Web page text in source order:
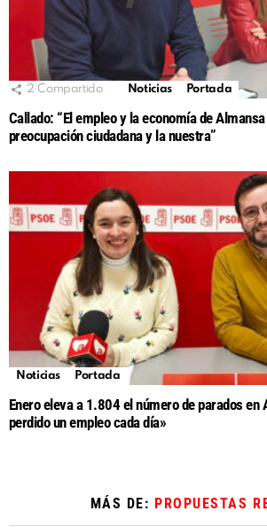
2 Compartido Noticias Portada
Callado: “El empleo y la economía de
preocupación ciudadana y la nuestra”
Noticias Portada
Enero eleva a 1.804 el número de parados en
perdido un empleo cada día»
MÁS DE: PROPUESTAS